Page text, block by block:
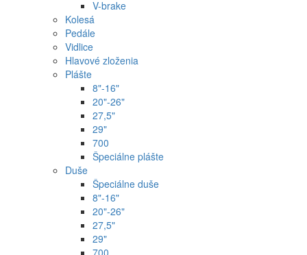
V-brake
Kolesá
Pedále
Vidlice
Hlavové zloženia
Plášte
8"-16"
20"-26"
27,5"
29"
700
Špeciálne plášte
Duše
Špeciálne duše
8"-16"
20"-26"
27,5"
29"